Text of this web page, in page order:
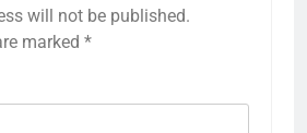
will not be published.
marked *